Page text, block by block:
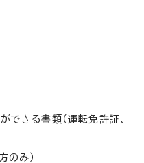
できる書類（運転免許証、
のみ）